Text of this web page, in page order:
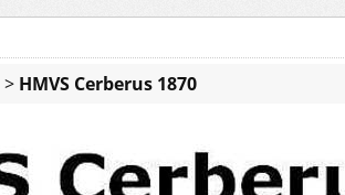
> HMVS Cerberus 1870